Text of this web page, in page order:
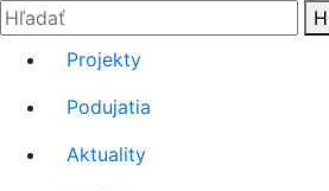
Hľadať:
Projekty
Podujatia
Aktuality